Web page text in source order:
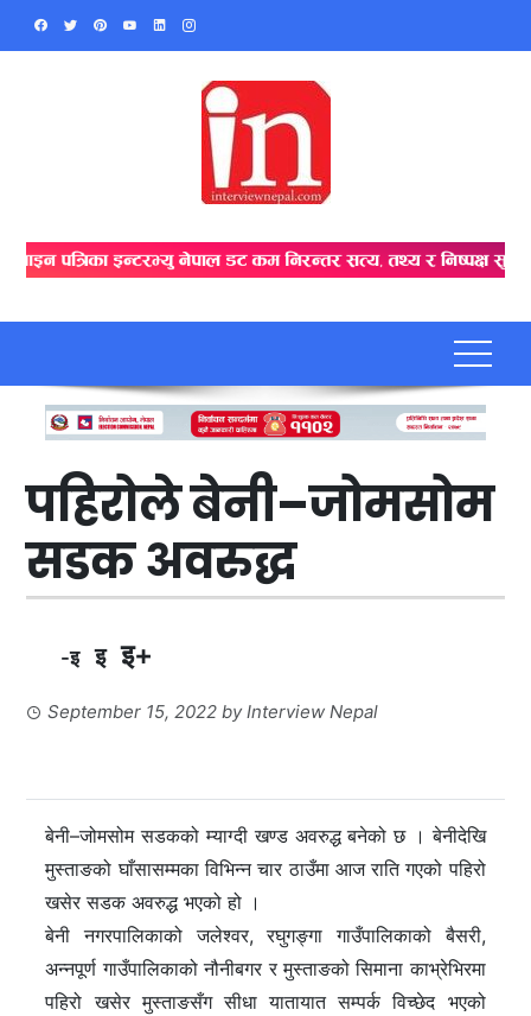
Skip
पहिरोले बेनी–जोमसोम
सडक अवरुद्ध
-इ इ इ+
September 15, 2022 byInterview Nepal
बेनी–जोमसोम सडकको म्याग्दी खण्ड अवरुद्ध बनेको छ । बेनीदेखि
मुस्ताङको घाँसासम्मका विभिन्न चार ठाउँमा आज राति गएको पहिरो
खसेर सडक अवरुद्ध भएको हो ।
बेनी नगरपालिकाको जलेश्वर, रघुगङ्गा गाउँपालिकाको बैसरी,
अन्नपूर्ण गाउँपालिकाको नौनीबगर र मुस्ताङको सिमाना काभ्रेभिरमा
पहिरो खसेर मुस्ताङसँग सीधा यातायात सम्पर्क विच्छेद भएको